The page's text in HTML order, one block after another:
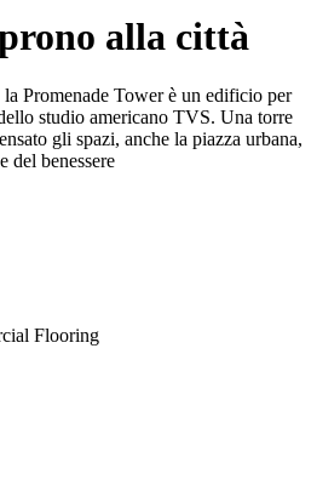
alla città
Promenade Tower è un edificio per
studio americano TVS. Una torre
gli spazi, anche la piazza urbana,
del benessere
Flooring